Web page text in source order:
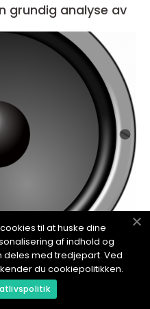
grundig analyse av
med lyd
til at huske dine
af indhold og
deles med tredjepart. Ved
du cookiepolitikken.